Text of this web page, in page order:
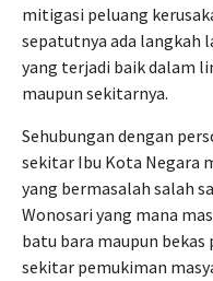
mitigasi peluang
sepatutnya ada langkah
yang terjadi baik dalam
maupun sekitarnya.
Sehubungan dengan
sekitar Ibu Kota Negara
yang bermasalah salah
Wonosari yang mana
batu bara maupun
sekitar pemukiman